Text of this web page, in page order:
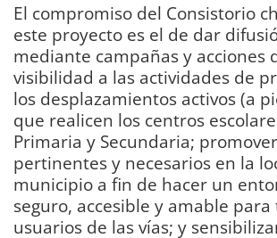
El compromiso del Consistorio
este proyecto es el de dar
mediante campañas y acciones
visibilidad a las actividades de
los desplazamientos activos (a
que realicen los centros
Primaria y Secundaria;
pertinentes y necesarios en la
municipio a fin de hacer un
seguro, accesible y amable para
usuarios de las vías; y